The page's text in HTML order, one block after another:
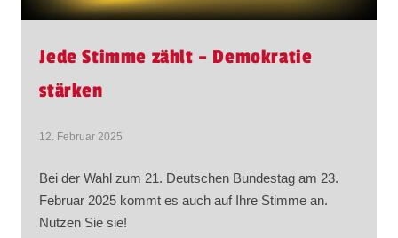
Jede Stimme zählt – Demokratie
stärken
12. Februar 2025
Bei der Wahl zum 21. Deutschen Bundestag am 23.
Februar 2025 kommt es auch auf Ihre Stimme an.
Nutzen Sie sie!